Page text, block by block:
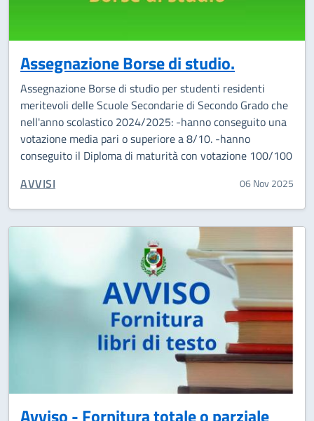
Assegnazione Borse di studio.
Assegnazione Borse di studio per studenti residenti
meritevoli delle Scuole Secondarie di Secondo Grado che
nell'anno scolastico 2024/2025: -hanno conseguito una
votazione media pari o superiore a 8/10. -hanno
conseguito il Diploma di maturità con votazione 100/100
CATEGORIA CORRELATA:
AVVISI 06 Nov 2025
Avviso - Fornitura totale o parziale